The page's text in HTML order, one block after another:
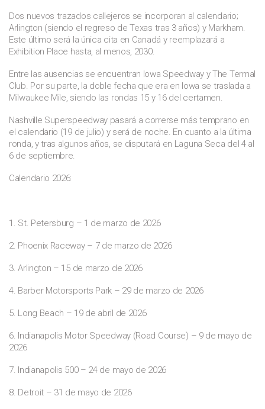
Dos nuevos trazados callejeros se incorporan al calendario;
Arlington (siendo el regreso de Texas tras 3 años) y Markham.
Este último será la única cita en Canadá y reemplazará a
Exhibition Place hasta, al menos, 2030.
Entre las ausencias se encuentran Iowa Speedway y The Termal
Club. Por su parte, la doble fecha que era en Iowa se traslada a
Milwaukee Mile, siendo las rondas 15 y 16 del certamen.
Nashville Superspeedway pasará a correrse más temprano en
el calendario (19 de julio) y será de noche. En cuanto a la última
ronda, y tras algunos años, se disputará en Laguna Seca del 4 al
6 de septiembre.
Calendario 2026:
1. St. Petersburg – 1 de marzo de 2026
2. Phoenix Raceway – 7 de marzo de 2026
3. Arlington – 15 de marzo de 2026
4. Barber Motorsports Park – 29 de marzo de 2026
5. Long Beach – 19 de abril de 2026
6. Indianapolis Motor Speedway (Road Course) – 9 de mayo de
2026
7. Indianapolis 500 – 24 de mayo de 2026
8. Detroit – 31 de mayo de 2026